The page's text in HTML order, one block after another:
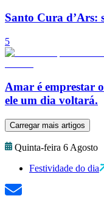
Santo Cura d’Ars:
5
Amar é emprestar
ele um dia voltará.
Carregar mais artigos
Quinta-feira 6 Agosto
Festividade do dia